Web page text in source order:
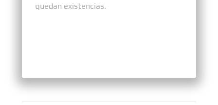
quedan existencias.